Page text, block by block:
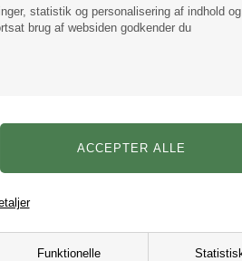
statistik og personalisering af indhold og
brug af websiden godkender du
Funktionelle
Stilrent Italiensk design fra Maserati med
Model:Ur
Materiale: Rustfrit stål.